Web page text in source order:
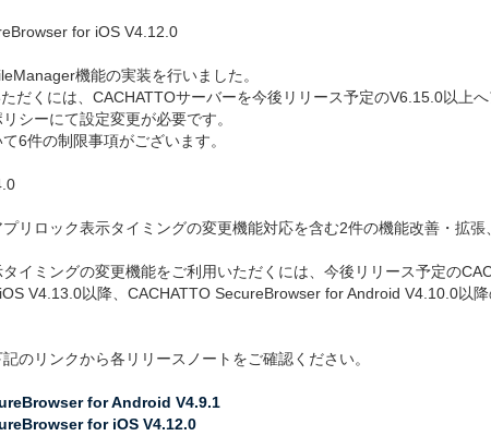
for iOS V4.12.0
機能の実装を行いました。
だくには、CACHATTOサーバーを今後リリース予定のV6.15.0以上へ
シーにて設定変更が必要です。
6件の制限事項がございます。
リロック表示タイミングの変更機能対応を含む2件の機能改善・拡張
イミングの変更機能をご利用いただくには、今後リリース予定の
V4.13.0以降、CACHATTO SecureBrowser for Android V4.10.0以
のリンクから各リリースノートをご確認ください。
for Android V4.9.1
for iOS V4.12.0